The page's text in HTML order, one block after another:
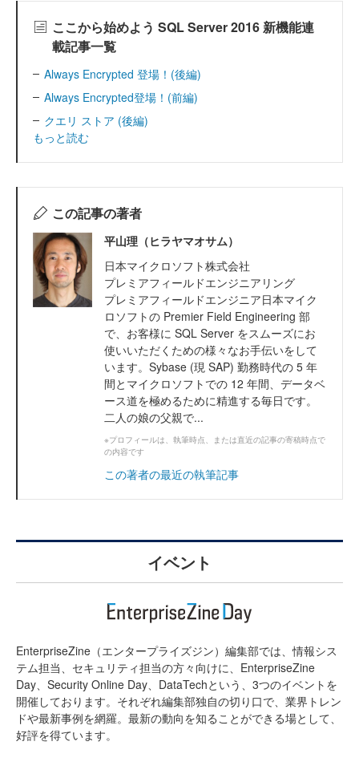
ここから始めよう SQL Server 2016 新機能連
載記事一覧
Always Encrypted 登場！(後編)
Always Encrypted登場！(前編)
クエリ ストア (後編)
もっと読む
この記事の著者
平山理（ヒラヤマオサム）
日本マイクロソフト株式会社
プレミアフィールドエンジニアリング
プレミアフィールドエンジニア日本マイク
ロソフトの Premier Field Engineering 部
で、お客様に SQL Server をスムーズにお
使いいただくための様々なお手伝いをして
います。Sybase (現 SAP) 勤務時代の 5 年
間とマイクロソフトでの 12 年間、データベ
ース道を極めるために精進する毎日です。
二人の娘の父親で...
※プロフィールは、執筆時点、または直近の記事の寄稿時点で
の内容です
この著者の最近の執筆記事
イベント
EnterpriseZine（エンタープライズジン）編集部では、情報シス
テム担当、セキュリティ担当の方々向けに、EnterpriseZine
Day、Security Online Day、DataTechという、3つのイベントを
開催しております。それぞれ編集部独自の切り口で、業界トレン
ドや最新事例を網羅。最新の動向を知ることができる場として、
好評を得ています。